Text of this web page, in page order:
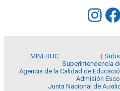
MINEDUC
Superintendencia
Agencia de la Calidad de
Admisión
Junta Nacional de